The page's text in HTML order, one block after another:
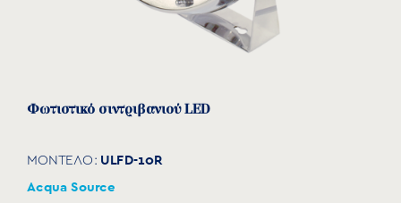
Φωτιστικό σιντριβανιού LED
ΜΟΝΤΕΛΟ: ULFD-10R
Acqua Source